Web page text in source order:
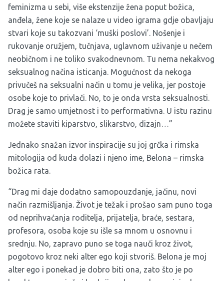
feminizma u sebi, više ekstenzije žena poput božica,
anđela, žene koje se nalaze u video igrama gdje obavljaju
stvari koje su takozvani ‘muški poslovi’. Nošenje i
rukovanje oružjem, tučnjava, uglavnom uživanje u nečem
neobičnom i ne toliko svakodnevnom. Tu nema nekakvog
seksualnog načina isticanja. Mogućnost da nekoga
privučeš na seksualni način u tomu je velika, jer postoje
osobe koje to privlači. No, to je onda vrsta seksualnosti.
Drag je samo umjetnost i to performativna. U istu razinu
možete staviti kiparstvo, slikarstvo, dizajn…”
Jednako snažan izvor inspiracije su joj grčka i rimska
mitologija od kuda dolazi i njeno ime, Belona – rimska
božica rata.
“Drag mi daje dodatno samopouzdanje, jačinu, novi
način razmišljanja. Život je težak i prošao sam puno toga
od neprihvaćanja roditelja, prijatelja, braće, sestara,
profesora, osoba koje su išle sa mnom u osnovnu i
srednju. No, zapravo puno se toga nauči kroz život,
pogotovo kroz neki alter ego koji stvoriš. Belona je moj
alter ego i ponekad je dobro biti ona, zato što je po